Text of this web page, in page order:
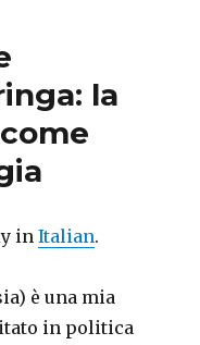
la
inItalian.
è una mia
in politica